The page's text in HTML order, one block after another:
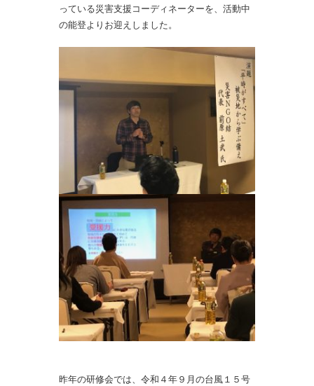
っている災害支援コーディネーターを、活動中
の能登よりお迎えしました。
昨年の研修会では、令和４年９月の台風１５号